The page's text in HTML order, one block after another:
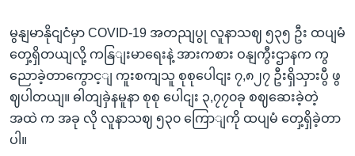
မွနျမာနိုငျငံမှာ COVID-19 အတညျပွု လူနာသဈ ၅၃၅ ဦး ထပျမံ
တှေ့ရှိတယျလို့ ကနြျးမာရေးနဲ့ အားကစား ဝနျကွီးဌာနက ကွ
ညောခဲ့တာကွောင့ျ ကူးစကျသူ စုစုပေါငျး ၇,၈၂၇ ဦးရှိသှားပွီ ဖွ
ဈပါတယျ။ ဓါတျခှဲနမူနာ စုစု ပေါငျး ၃,၇၇၀ခု စဈဆေးခဲ့တဲ့
အထဲ က အခု လို လူနာသဈ ၅၃၀ ကြောျကို ထပျမံ တှေ့ရှိခဲ့တာ
ပါ။